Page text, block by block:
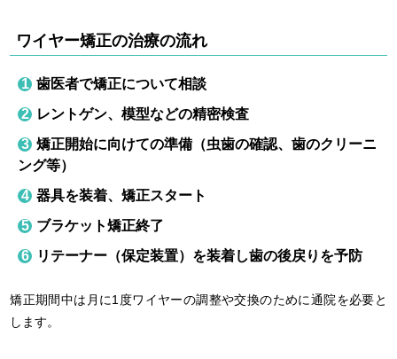
ワイヤー矯正の治療の流れ
歯医者で矯正について相談
レントゲン、模型などの精密検査
矯正開始に向けての準備（虫歯の確認、歯のクリーニ
ング等）
器具を装着、矯正スタート
ブラケット矯正終了
リテーナー（保定装置）を装着し歯の後戻りを予防
矯正期間中は月に1度ワイヤーの調整や交換のために通院を必要と
します。